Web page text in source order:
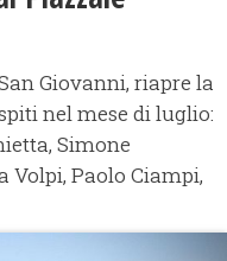
Giovanni, riapre la
nel mese di luglio:
Simone
Volpi, Paolo Ciampi,